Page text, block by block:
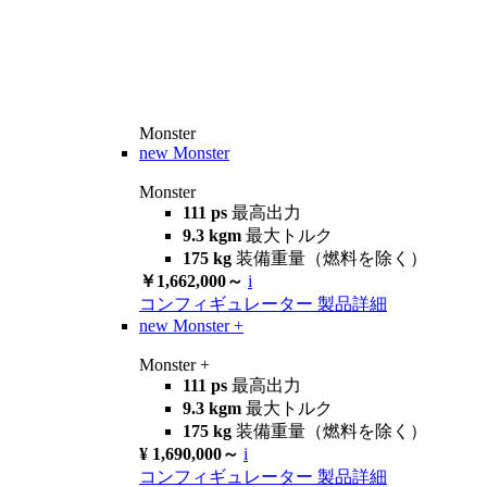
Monster
new Monster
Monster
111 ps 最高出力
9.3 kgm 最大トルク
175 kg 装備重量（燃料を除く）
￥1,662,000～ i
コンフィギュレーター 製品詳細
new Monster +
Monster +
111 ps 最高出力
9.3 kgm 最大トルク
175 kg 装備重量（燃料を除く）
¥ 1,690,000～ i
コンフィギュレーター 製品詳細